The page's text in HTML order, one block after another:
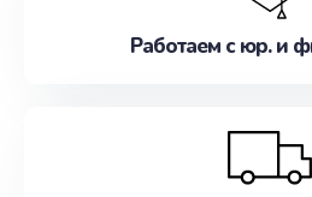
Работаем с юр. и